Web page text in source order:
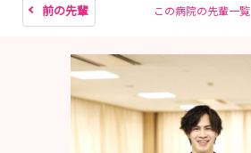
前の先輩 この病院の先輩一覧